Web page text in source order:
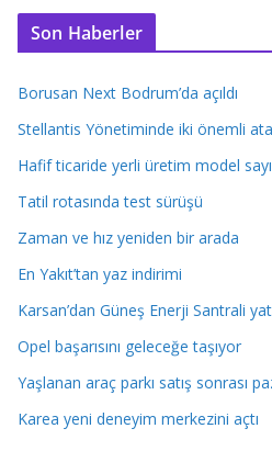
Son Haberler
Borusan Next Bodrum’da açıldı
Stellantis Yönetiminde iki önemli
Hafif ticaride yerli üretim model
Tatil rotasında test sürüşü
Zaman ve hız yeniden bir arada
En Yakıt’tan yaz indirimi
Karsan’dan Güneş Enerji Santrali
Opel başarısını geleceğe taşıyor
Yaşlanan araç parkı satış sonrası
Karea yeni deneyim merkezini açtı